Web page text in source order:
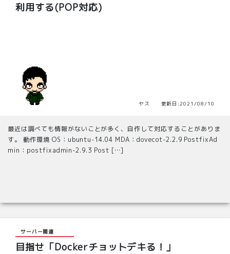
利用する(POP対応)
ヤス 更新日:2021/08/10
最近は調べても情報がないことが多く、自作して対応することがありま
す。 動作環境 OS：ubuntu-14.04 MDA：dovecot-2.2.9 PostfixAd
min：postfixadmin-2.9.3 Post […]
サーバー関連
目指せ「Dockerチョットデキる！」